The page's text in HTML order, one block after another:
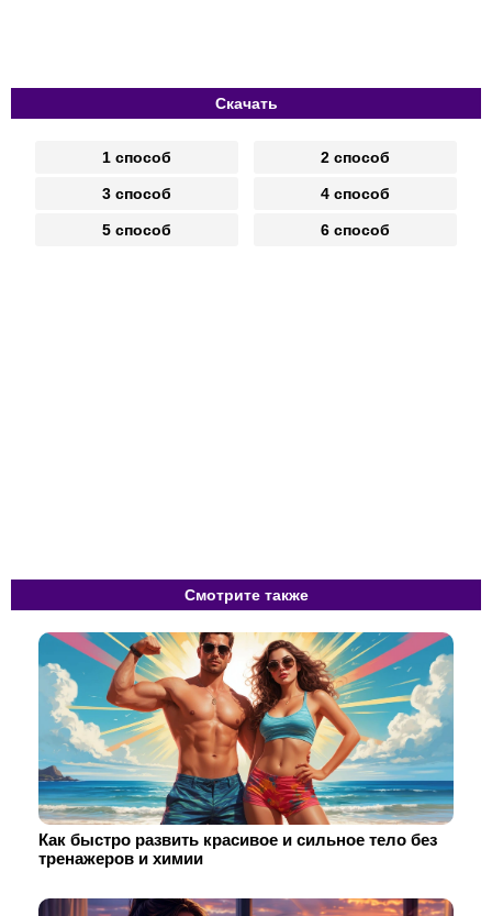
Скачать
1 способ 2 способ
3 способ 4 способ
5 способ 6 способ
Смотрите также
Как быстро развить красивое и сильное тело без
тренажеров и химии